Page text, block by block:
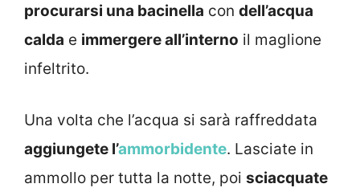
procurarsi una bacinella con dell’acqua
calda e immergere all’interno il maglione
infeltrito.
Una volta che l’acqua si sarà raffreddata
aggiungete l’ammorbidente. Lasciate in
ammollo per tutta la notte, poi sciacquate